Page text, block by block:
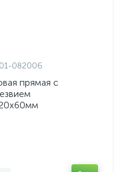
082006
прямая с